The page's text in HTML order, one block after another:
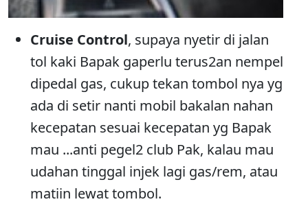
Cruise Control, supaya nyetir di jalan
tol kaki Bapak gaperlu terus2an nempel
dipedal gas, cukup tekan tombol nya yg
ada di setir nanti mobil bakalan nahan
kecepatan sesuai kecepatan yg Bapak
mau ...anti pegel2 club Pak, kalau mau
udahan tinggal injek lagi gas/rem, atau
matiin lewat tombol.